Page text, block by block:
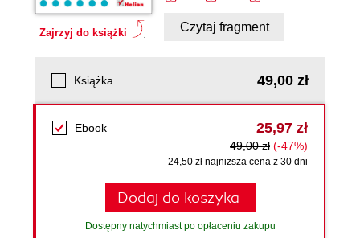
Zajrzyj do książki Czytaj fragment
Książka 49,00 zł
Ebook 25,97 zł
49,00 zł (-47%)
24,50 zł najniższa cena z 30 dni
Dodaj do koszyka
Dostępny natychmiast po opłaceniu zakupu